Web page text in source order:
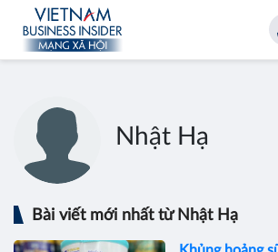
Nhật Hạ
Bài viết mới nhất từ Nhật Hạ